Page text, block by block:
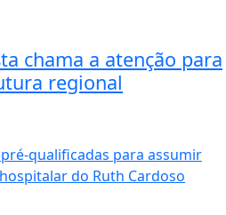
chama a atenção para
regional